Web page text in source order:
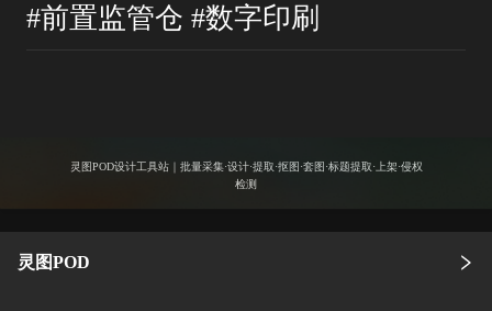
#前置监管仓 #数字印刷
灵图POD设计工具站｜批量采集·设计·提取·抠图·套图·标题提取·上架·侵权
检测
灵图POD